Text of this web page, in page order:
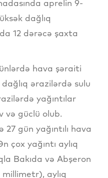
aprelin 9-
dağlıq
12 dərəcə şaxta
hava şəraiti
dağlıq ərazilərdə sulu
yağıntılar
və güclü olub.
gün yağıntılı hava
çox yağıntı aylıq
Bakıda və Abşeron
millimetr), aylıq